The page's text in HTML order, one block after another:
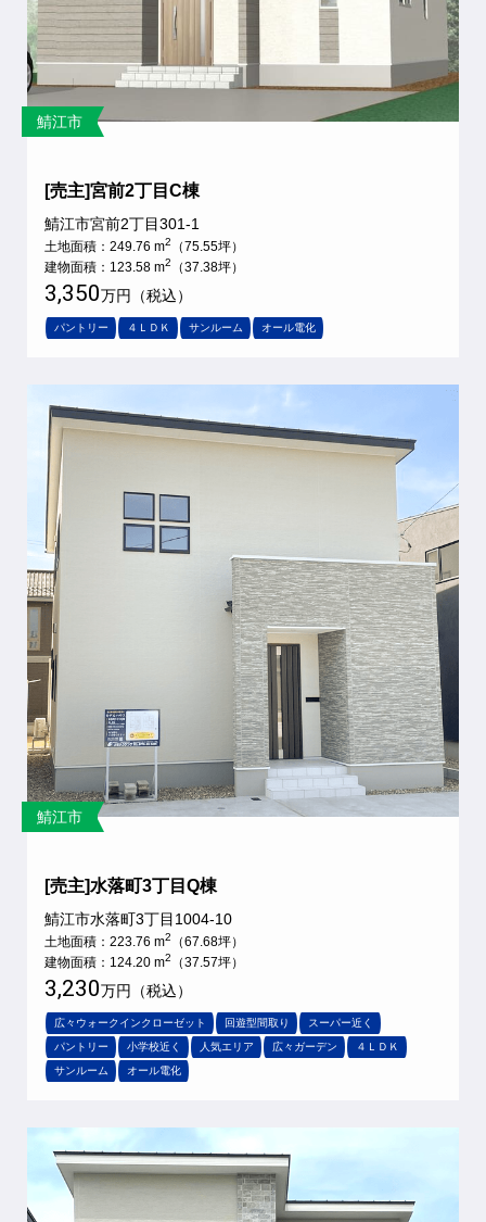
鯖江市
[売主]宮前2丁目C棟
鯖江市宮前2丁目301-1
土地面積：249.76 m2
（75.55坪）
建物面積：123.58 m2 （37.38坪）
3,350万円（税込）
パントリー ４ＬＤＫ サンルーム オール電化
鯖江市
[売主]水落町3丁目Q棟
鯖江市水落町3丁目1004-10
土地面積：223.76 m2
（67.68坪）
建物面積：124.20 m2 （37.57坪）
3,230万円（税込）
広々ウォークインクローゼット 回遊型間取り
スーパー近く
パントリー
小学校近く 人気エリア 広々ガーデン
４ＬＤＫ
サンルーム
オール電化